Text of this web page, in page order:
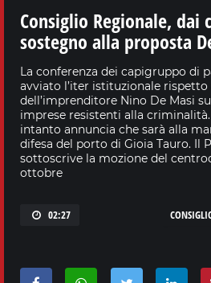
Consiglio Regionale, dai
sostegno alla proposta
La conferenza dei capigruppo di
avviato l’iter istituzionale
dell’imprenditore Nino De Masi
imprese resistenti alla
intanto annuncia che sarà alla
difesa del porto di Gioia Tauro. Il
sottoscrive la mozione del
ottobre
02:27